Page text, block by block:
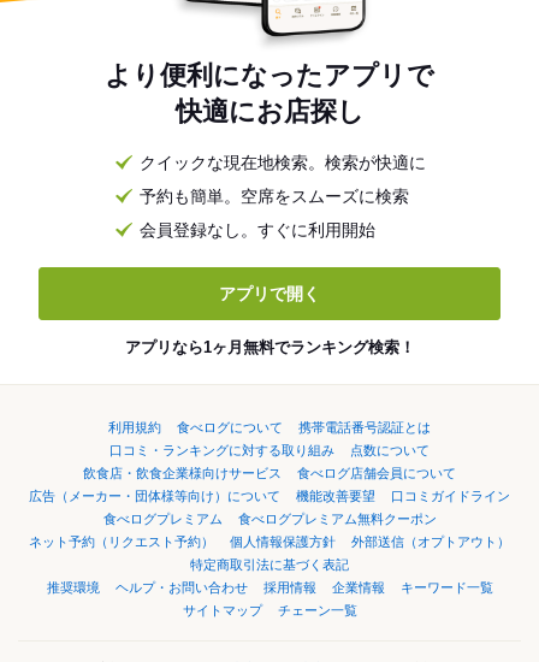
より便利になったアプリで
快適にお店探し
クイックな現在地検索。検索が快適に
予約も簡単。空席をスムーズに検索
会員登録なし。すぐに利用開始
アプリで開く
アプリなら1ヶ月無料でランキング検索！
利用規約 食べログについて
携帯電話番号認証とは
口コミ・ランキングに対する取り組み
点数について
飲食店・飲食企業様向けサービス
食べログ店舗会員について
広告（メーカー・団体様等向け）について
機能改善要望
口コミガイドライン
食べログプレミアム
食べログプレミアム無料クーポン
ネット予約（リクエスト予約）
個人情報保護方針
外部送信（オプトアウト）
特定商取引法に基づく表記
推奨環境
ヘルプ・お問い合わせ 採用情報 企業情報
キーワード一覧
サイトマップ
チェーン一覧